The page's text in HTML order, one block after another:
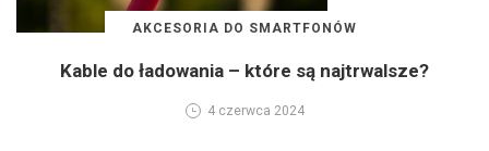
AKCESORIA DO SMARTFONÓW
Kable do ładowania – które są najtrwalsze?
4 czerwca 2024